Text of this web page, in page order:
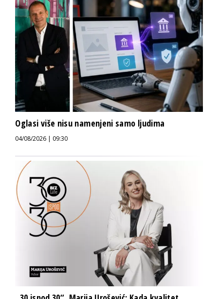
Oglasi više nisu namenjeni samo ljudima
04/08/2026 | 09:30